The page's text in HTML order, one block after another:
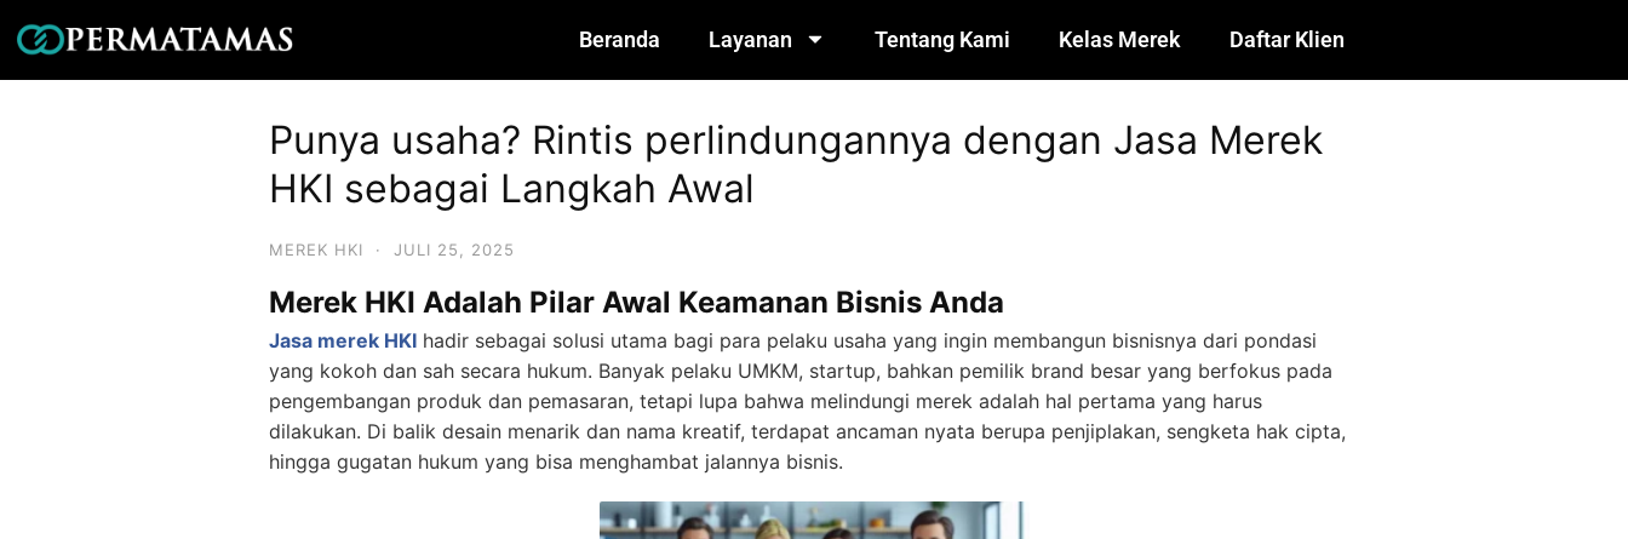
Beranda Layanan Tentang Kami Kelas Merek Daftar Klien
Punya usaha? Rintis perlindungannya dengan Jasa Merek
HKI sebagai Langkah Awal
MEREK HKI · JULI 25, 2025
Merek HKI Adalah Pilar Awal Keamanan Bisnis Anda
Jasa merek HKI hadir sebagai solusi utama bagi para pelaku usaha yang ingin membangun bisnisnya dari pondasi
yang kokoh dan sah secara hukum. Banyak pelaku UMKM, startup, bahkan pemilik brand besar yang berfokus pada
pengembangan produk dan pemasaran, tetapi lupa bahwa melindungi merek adalah hal pertama yang harus
dilakukan. Di balik desain menarik dan nama kreatif, terdapat ancaman nyata berupa penjiplakan, sengketa hak cipta,
hingga gugatan hukum yang bisa menghambat jalannya bisnis.